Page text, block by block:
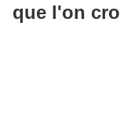
que l'on